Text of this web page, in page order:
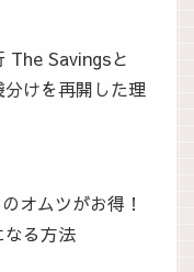
The Savingsと
けを再開した理
オムツがお得！
なる方法